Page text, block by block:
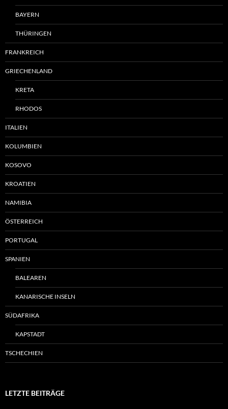
BAYERN
THÜRINGEN
FRANKREICH
GRIECHENLAND
KRETA
RHODOS
ITALIEN
KOLUMBIEN
KOSOVO
KROATIEN
NAMIBIA
ÖSTERREICH
PORTUGAL
SPANIEN
BALEAREN
KANARISCHE INSELN
SÜDAFRIKA
KAPSTADT
TSCHECHIEN
LETZTE BEITRÄGE